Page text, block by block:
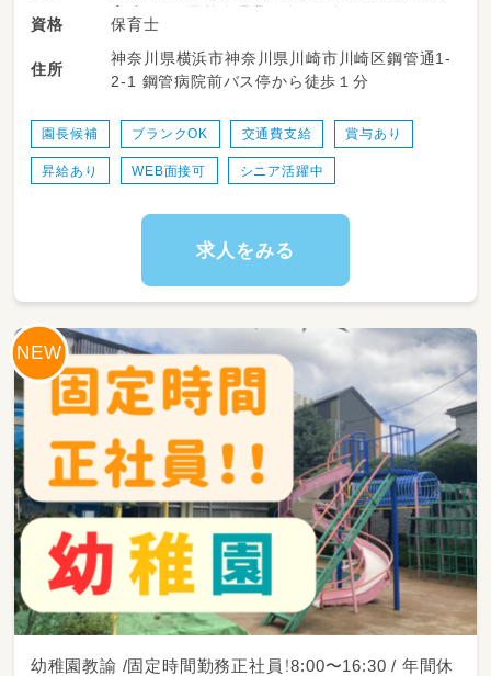
育成など、運営管理業務全般を担っていただき
ます。職員との連携を大切にしながら、子ども・
保護者・職員全員が安心して過ごせる園づくり
を進めていただきます。実務とマネジメントの
＜スケジュール例＞
07:45～登園
11:00～昼食
12:30～午睡(事務作業/ブレスチェック/休憩)
18:00～順次降園
資格 保育士
住所
神奈川県横浜市神奈川県川崎市川崎区鋼管通1-
2-1 鋼管病院前バス停から徒歩１分
園長候補 ブランクOK 交通費支給 賞与あり
昇給あり WEB面接可 シニア活躍中
求人をみる
幼稚園教諭 /固定時間勤務正社員！8:00〜16:30 / 年間休